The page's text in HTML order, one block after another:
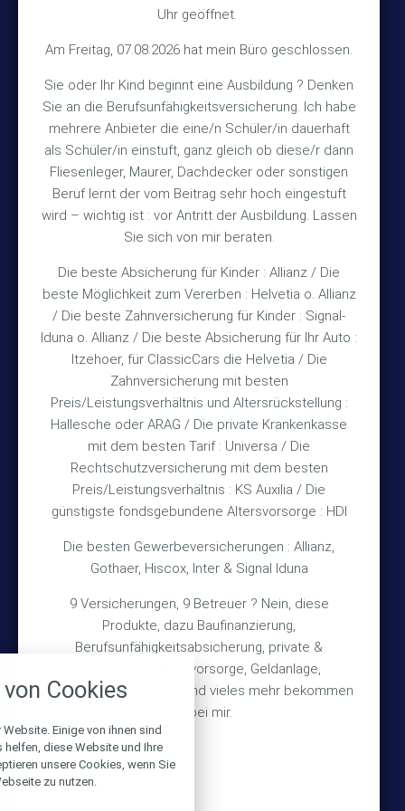
Uhr geöffnet.
Am Freitag, 07.08.2026 hat mein Büro geschlossen.
Sie oder Ihr Kind beginnt eine Ausbildung ? Denken
Sie an die Berufsunfähigkeitsversicherung. Ich habe
mehrere Anbieter die eine/n Schüler/in dauerhaft
als Schüler/in einstuft, ganz gleich ob diese/r dann
Fliesenleger, Maurer, Dachdecker oder sonstigen
Beruf lernt der vom Beitrag sehr hoch eingestuft
wird – wichtig ist : vor Antritt der Ausbildung. Lassen
Sie sich von mir beraten.
Die beste Absicherung für Kinder : Allianz / Die
beste Möglichkeit zum Vererben : Helvetia o. Allianz
/ Die beste Zahnversicherung für Kinder : Signal-
Iduna o. Allianz / Die beste Absicherung für Ihr Auto :
Itzehoer, für ClassicCars die Helvetia / Die
Zahnversicherung mit besten
Preis/Leistungsverhältnis und Altersrückstellung :
Hallesche oder ARAG / Die private Krankenkasse
mit dem besten Tarif : Universa / Die
Rechtschutzversicherung mit dem besten
Preis/Leistungsverhältnis : KS Auxilia / Die
günstigste fondsgebundene Altersvorsorge : HDI
Die besten Gewerbeversicherungen : Allianz,
Gothaer, Hiscox, Inter & Signal Iduna
9 Versicherungen, 9 Betreuer ? Nein, diese
Produkte, dazu Baufinanzierung,
Berufsunfähigkeitsabsicherung, private &
betriebliche Altersvorsorge, Geldanlage,
Gebäudeversicherung und vieles mehr bekommen
Sie bei mir.
Kontakt
TEL +49 (5105) 1811
FAX +49 (5105) 2720
MAIL vmh1a@web.de
Bürozeiten
Mo – Fr 10:15 – 12:00 Uhr
und nach Vereinbarung
Rechtliches
Impressum
Datenschutz
Erstinformation
Wichtiges
Über mich
Bedarfsermittlung
Schadensmeldung
© 2026 Versicherungsmakler Haberkamp GmbH
Cookies
Einige von ihnen sind
diese Website und Ihre
unsere Cookies, wenn Sie
zu nutzen.
alle verwendeten Cookies und
zu blockieren.
Notwendig